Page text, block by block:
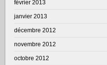
février 2013
janvier 2013
décembre 2012
novembre 2012
octobre 2012